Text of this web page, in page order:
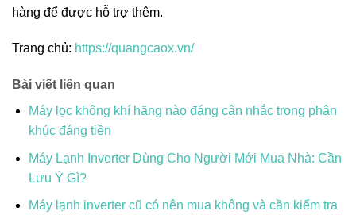
hàng để được hỗ trợ thêm.
Trang chủ: https://quangcaox.vn/
Bài viết liên quan
Máy lọc không khí hãng nào đáng cân nhắc trong phân
khúc đáng tiền
Máy Lạnh Inverter Dùng Cho Người Mới Mua Nhà: Cần
Lưu Ý Gì?
Máy lạnh inverter cũ có nên mua không và cần kiểm tra